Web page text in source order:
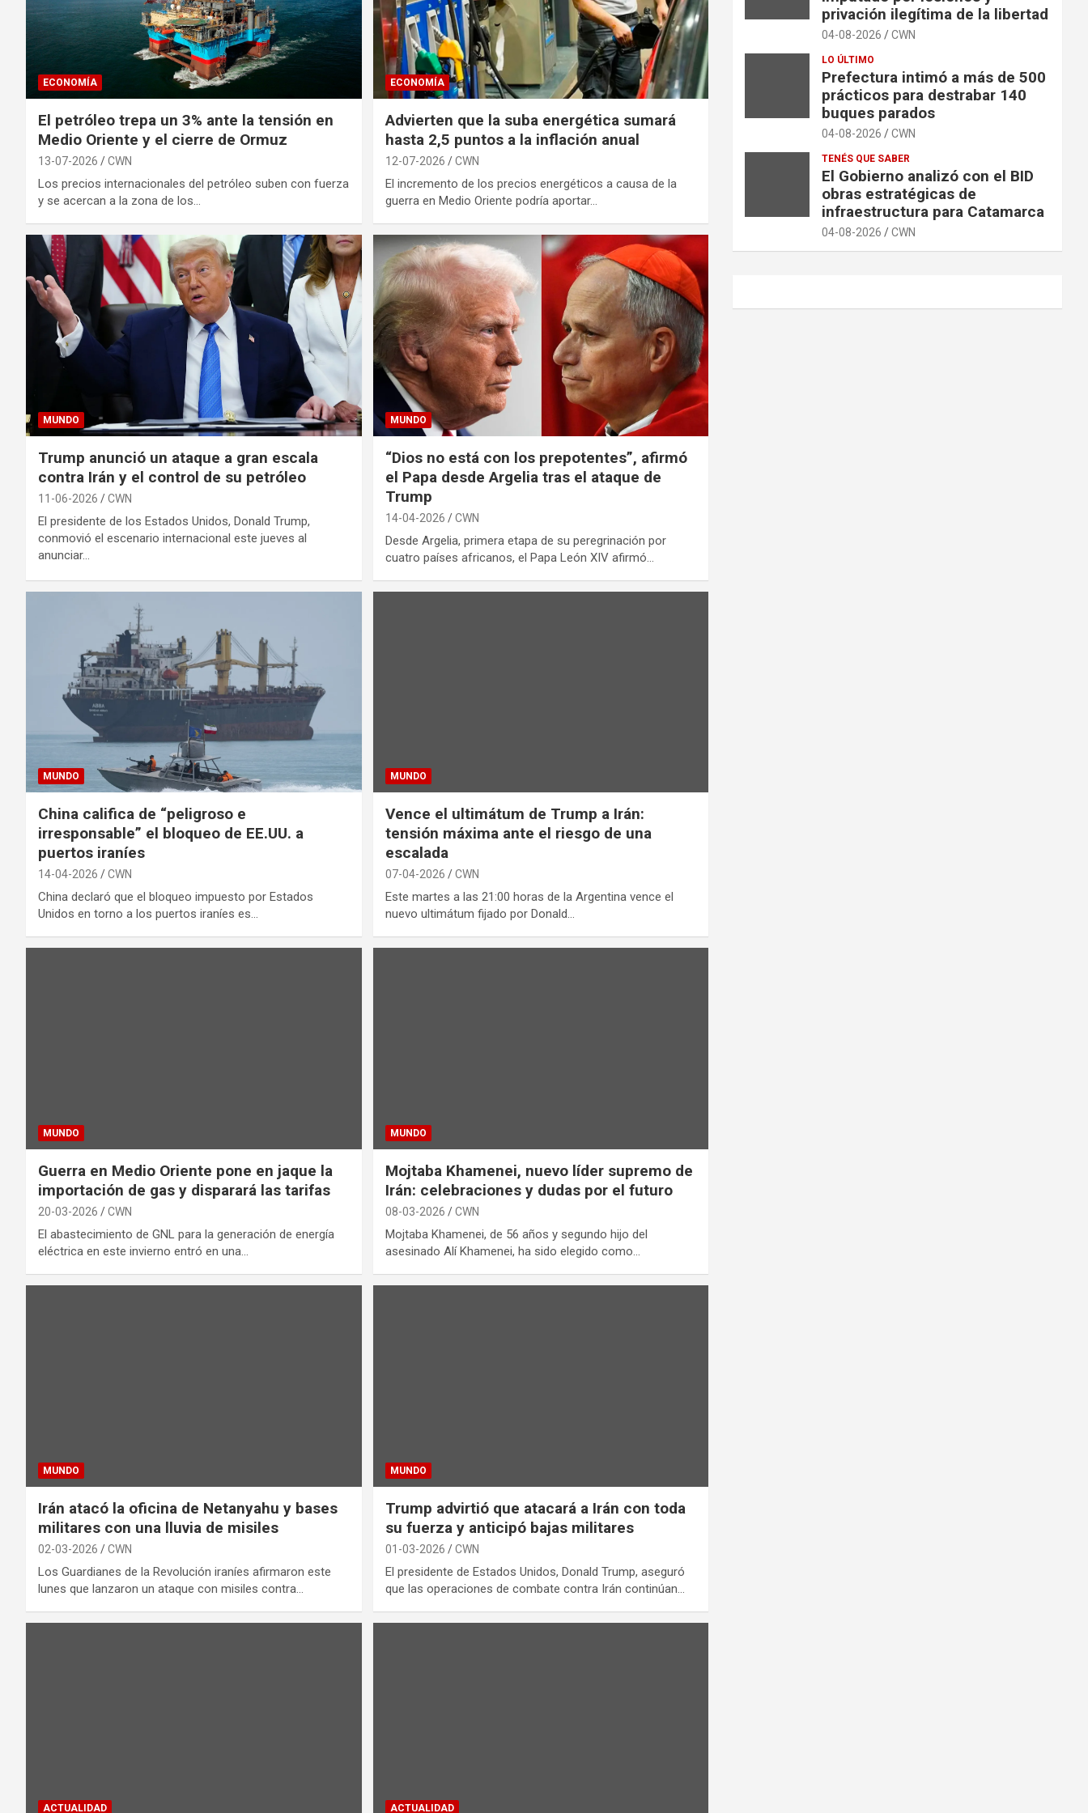
ECONOMÍA
El petróleo trepa un 3% ante la tensión en
Medio Oriente y el cierre de Ormuz
13-07-2026 CWN
Los precios internacionales del petróleo suben con fuerza
y se acercan a la zona de los…
ECONOMÍA
Advierten que la suba energética sumará
hasta 2,5 puntos a la inflación anual
12-07-2026 CWN
El incremento de los precios energéticos a causa de la
guerra en Medio Oriente podría aportar…
MUNDO
Trump anunció un ataque a gran escala
contra Irán y el control de su petróleo
11-06-2026 CWN
El presidente de los Estados Unidos, Donald Trump,
conmovió el escenario internacional este jueves al
anunciar…
MUNDO
“Dios no está con los prepotentes”, afirmó
el Papa desde Argelia tras el ataque de
Trump
14-04-2026 CWN
Desde Argelia, primera etapa de su peregrinación por
cuatro países africanos, el Papa León XIV afirmó…
MUNDO
China califica de “peligroso e
irresponsable” el bloqueo de EE.UU. a
puertos iraníes
14-04-2026 CWN
China declaró que el bloqueo impuesto por Estados
Unidos en torno a los puertos iraníes es…
MUNDO
Vence el ultimátum de Trump a Irán:
tensión máxima ante el riesgo de una
escalada
07-04-2026 CWN
Este martes a las 21:00 horas de la Argentina vence el
nuevo ultimátum fijado por Donald…
MUNDO
Guerra en Medio Oriente pone en jaque la
importación de gas y disparará las tarifas
20-03-2026 CWN
El abastecimiento de GNL para la generación de energía
eléctrica en este invierno entró en una…
MUNDO
Mojtaba Khamenei, nuevo líder supremo de
Irán: celebraciones y dudas por el futuro
08-03-2026 CWN
Mojtaba Khamenei, de 56 años y segundo hijo del
asesinado Alí Khamenei, ha sido elegido como…
MUNDO
Irán atacó la oficina de Netanyahu y bases
militares con una lluvia de misiles
02-03-2026 CWN
Los Guardianes de la Revolución iraníes afirmaron este
lunes que lanzaron un ataque con misiles contra…
MUNDO
Trump advirtió que atacará a Irán con toda
su fuerza y anticipó bajas militares
01-03-2026 CWN
El presidente de Estados Unidos, Donald Trump, aseguró
que las operaciones de combate contra Irán continúan…
ACTUALIDAD ACTUALIDAD
privación ilegítima de la libertad
04-08-2026 CWN
LO ÚLTIMO
Prefectura intimó a más de 500
prácticos para destrabar 140
buques parados
04-08-2026 CWN
TENÉS QUE SABER
El Gobierno analizó con el BID
obras estratégicas de
infraestructura para Catamarca
04-08-2026 CWN